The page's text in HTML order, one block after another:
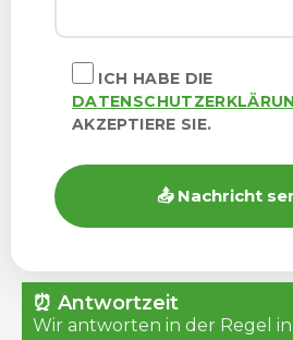
ICH HABE DIE
AKZEPTIERE SIE.
⏰ Antwortzeit
Wir antworten in der Regel